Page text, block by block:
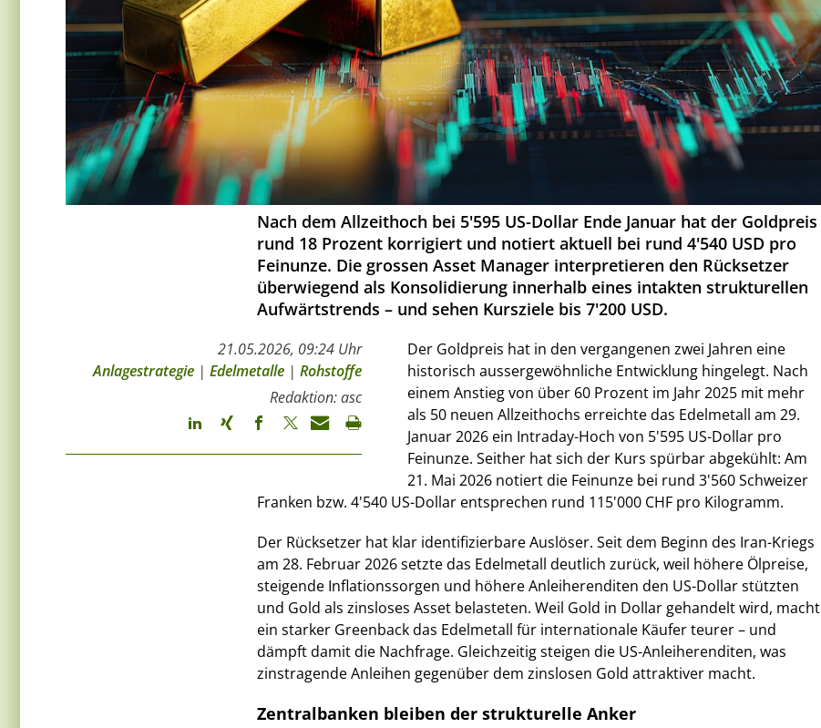
Nach dem Allzeithoch bei 5'595 US-Dollar Ende Januar hat der Goldpreis
rund 18 Prozent korrigiert und notiert aktuell bei rund 4'540 USD pro
Feinunze. Die grossen Asset Manager interpretieren den Rücksetzer
überwiegend als Konsolidierung innerhalb eines intakten strukturellen
Aufwärtstrends – und sehen Kursziele bis 7'200 USD.
21.05.2026, 09:24 Uhr
Anlagestrategie | Edelmetalle | Rohstoffe
Redaktion: asc
Der Goldpreis hat in den vergangenen zwei Jahren eine
historisch aussergewöhnliche Entwicklung hingelegt. Nach
einem Anstieg von über 60 Prozent im Jahr 2025 mit mehr
als 50 neuen Allzeithochs erreichte das Edelmetall am 29.
Januar 2026 ein Intraday-Hoch von 5'595 US-Dollar pro
Feinunze. Seither hat sich der Kurs spürbar abgekühlt: Am
21. Mai 2026 notiert die Feinunze bei rund 3'560 Schweizer
Franken bzw. 4'540 US-Dollar entsprechen rund 115'000 CHF pro Kilogramm.
Der Rücksetzer hat klar identifizierbare Auslöser. Seit dem Beginn des Iran-Kriegs
am 28. Februar 2026 setzte das Edelmetall deutlich zurück, weil höhere Ölpreise,
steigende Inflationssorgen und höhere Anleiherenditen den US-Dollar stützten
und Gold als zinsloses Asset belasteten. Weil Gold in Dollar gehandelt wird, macht
ein starker Greenback das Edelmetall für internationale Käufer teurer – und
dämpft damit die Nachfrage. Gleichzeitig steigen die US-Anleiherenditen, was
zinstragende Anleihen gegenüber dem zinslosen Gold attraktiver macht.
Zentralbanken bleiben der strukturelle Anker